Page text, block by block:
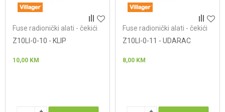
Fuse radionički alati - čekići
Z10LI-0-10 - KLIP
10,00 KM
Fuse radionički alati - čekići
Z10LI-0-11 - UDARAC
8,00 KM